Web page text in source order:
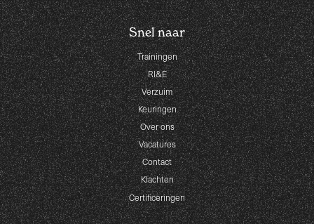
Snel naar
Trainingen
RI&E
Verzuim
Keuringen
Over ons
Vacatures
Contact
Klachten
Certificeringen